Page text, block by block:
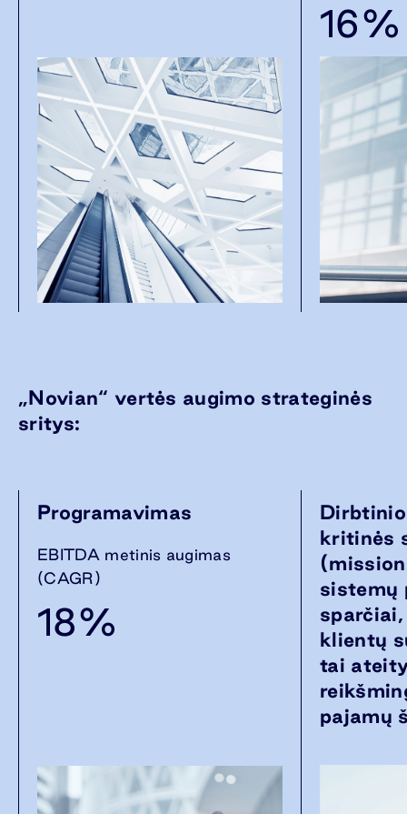
16%
„Novian“ vertės augimo strateginės
sritys:
Programavimas
EBITDA metinis augimas
(CAGR)
18%
kritinės
sistemų
klientų
tai
pajamų